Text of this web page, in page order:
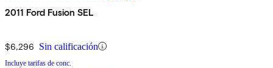
2011 Ford Fusion SEL
$6,296 Sin calificación
Incluye tarifas de conc.